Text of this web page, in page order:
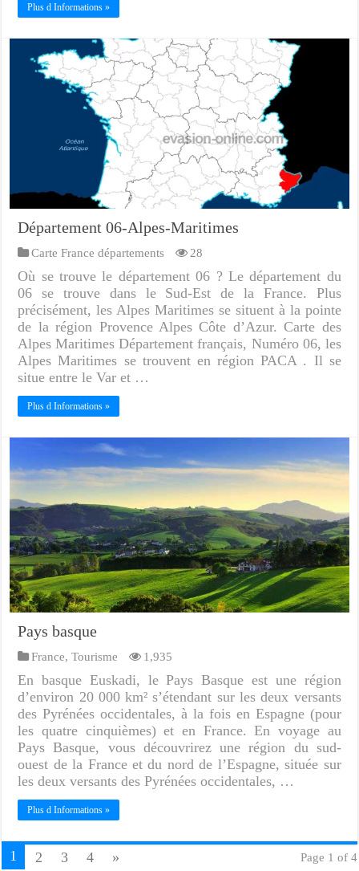
Plus d Informations »
Département 06-Alpes-Maritimes
Carte France départements 28
Où se trouve le département 06 ? Le département du
06 se trouve dans le Sud-Est de la France. Plus
précisément, les Alpes Maritimes se situent à la pointe
de la région Provence Alpes Côte d’Azur. Carte des
Alpes Maritimes Département français, Numéro 06, les
Alpes Maritimes se trouvent en région PACA . Il se
situe entre le Var et …
Plus d Informations »
Pays basque
France,Tourisme 1,935
En basque Euskadi, le Pays Basque est une région
d’environ 20 000 km² s’étendant sur les deux versants
des Pyrénées occidentales, à la fois en Espagne (pour
les quatre cinquièmes) et en France. En voyage au
Pays Basque, vous découvrirez une région du sud-
ouest de la France et du nord de l’Espagne, située sur
les deux versants des Pyrénées occidentales, …
Plus d Informations »
Page 1 of 4
1 2 3 4 »